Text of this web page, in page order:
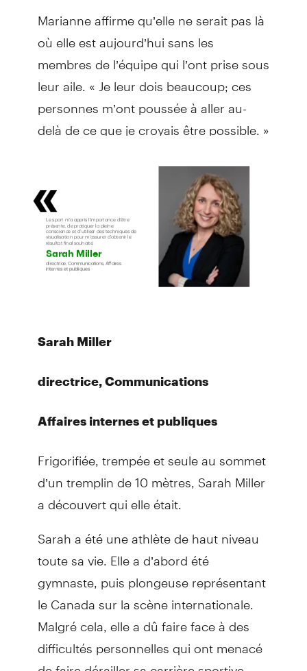
Marianne affirme qu’elle ne serait pas là
où elle est aujourd’hui sans les
membres de l’équipe qui l’ont prise sous
leur aile. « Je leur dois beaucoup; ces
personnes m’ont poussée à aller au-
delà de ce que je croyais être possible. »
Sarah Miller
directrice, Communications
Affaires internes et publiques
Frigorifiée, trempée et seule au sommet
d’un tremplin de 10 mètres, Sarah Miller
a découvert qui elle était.
Sarah a été une athlète de haut niveau
toute sa vie. Elle a d’abord été
gymnaste, puis plongeuse représentant
le Canada sur la scène internationale.
Malgré cela, elle a dû faire face à des
difficultés personnelles qui ont menacé
de faire dérailler sa carrière sportive,